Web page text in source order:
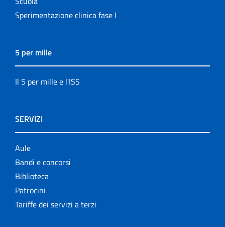
Sperimentazione clinica fase I
5 per mille
Il 5 per mille e l'ISS
SERVIZI
Aule
Bandi e concorsi
Biblioteca
Patrocini
Tariffe dei servizi a terzi